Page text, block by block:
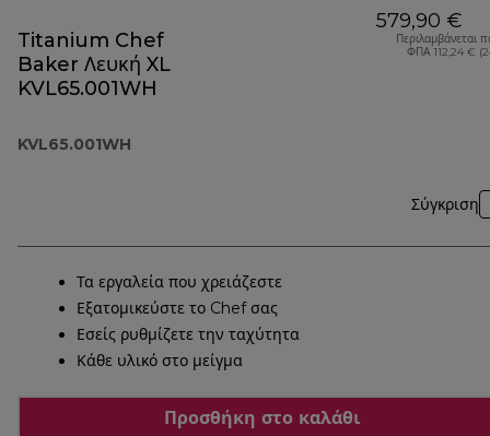
Titanium Chef
Baker Λευκή XL
KVL65.001WH
KVL65.001WH
579,90 €
Περιλαμβάνεται
ΦΠΑ 112,24 €
Σύγκριση
Τα εργαλεία που χρειάζεστε
Εξατομικεύστε το Chef σας
Εσείς ρυθμίζετε την ταχύτητα
Κάθε υλικό στο μείγμα
Προσθήκη στο καλάθι